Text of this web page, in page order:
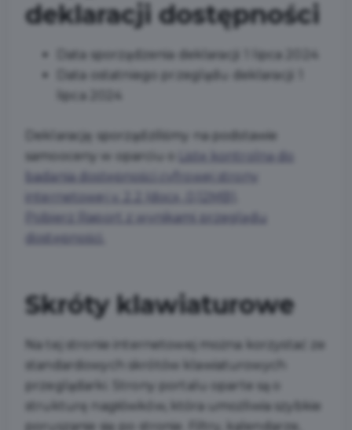
deklaracji dostępności
Data sporządzenia deklaracji:
1 lipca 2024
Data ostatniego przeglądu deklaracji:
lipca 2024
Deklarację sporządziliśmy na podstawie
samooceny w oparciu o
Listę kontrolną do
badania dostępności cyfrowej strony
internetowej v. 2.2 (docx, 0,12MB)
Pobierz Raport z wynikami przeglądu
dostępności.
Skróty klawiaturowe
Na tej stronie internetowej można korzystać ze
standardowych skrótów klawiaturowych
przeglądarki. Strony portalu oparte są o
strukturę nagłówków, która umożliwia szybkie
poruszanie się po stronie. Filtry, kalendarze,